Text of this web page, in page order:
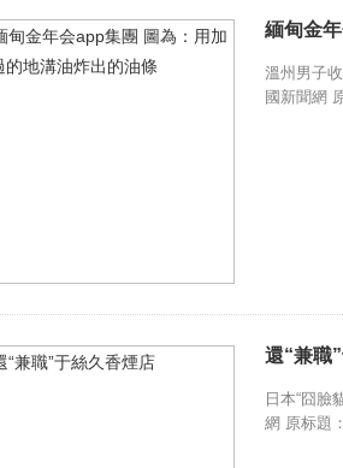
緬甸金
溫州男子
國新聞網
還“兼職
日本“囧臉
網 原标題